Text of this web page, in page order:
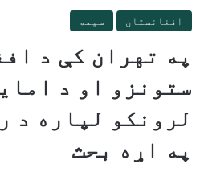
افغانستان سیمه
په تهران کې د
ستونزو او د
لرونکو لپاره د
په اړه بحث